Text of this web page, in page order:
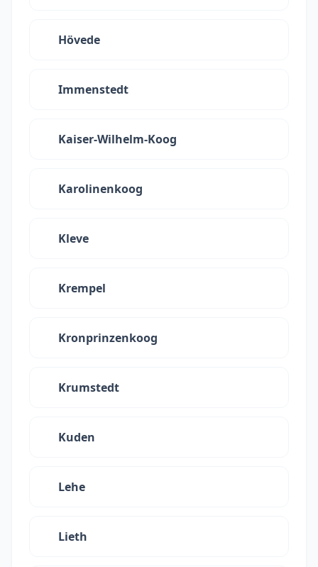
Hövede
Immenstedt
Kaiser-Wilhelm-Koog
Karolinenkoog
Kleve
Krempel
Kronprinzenkoog
Krumstedt
Kuden
Lehe
Lieth